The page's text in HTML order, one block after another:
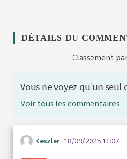
DÉTAILS DU
Classement
Vous ne voyez qu'un
Voir tous les commentaires
Keszler 18/09/2025 18:07